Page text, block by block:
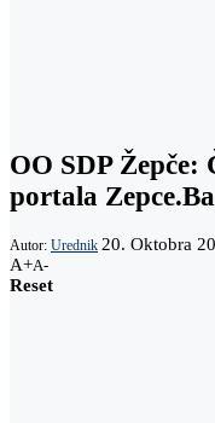
OO SDP Žepče:
portala Zepce.Ba
Autor: Urednik 20. Oktobra
A+A-
Reset